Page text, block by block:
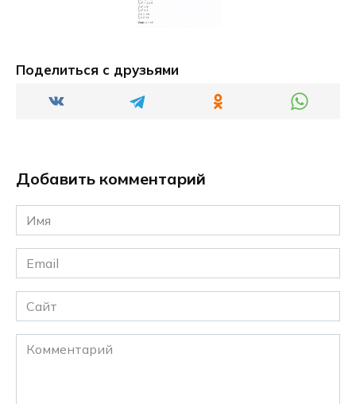
Поделиться с друзьями
Добавить комментарий
Имя
*
Email
*
Сайт
Комментарий